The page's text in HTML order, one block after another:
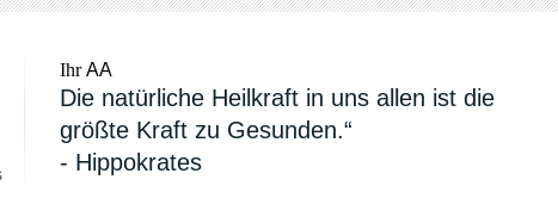
Ihr AA
Die natürliche Heilkraft in uns allen ist die
größte Kraft zu Gesunden.“
- Hippokrates